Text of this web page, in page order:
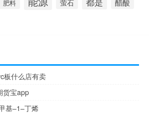
肥料 萤石
板什么店有卖
货宝app
基–1–丁烯